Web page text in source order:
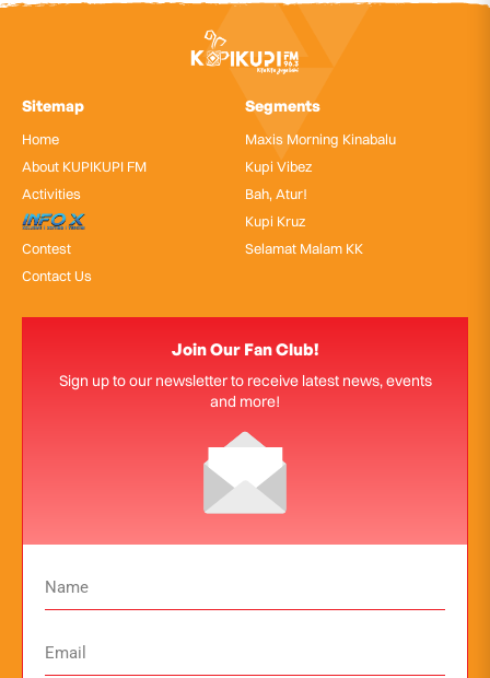
Sitemap
Home
About KUPIKUPI FM
Activities
InfoX
Contest
Contact Us
Segments
Maxis Morning Kinabalu
Kupi Vibez
Bah, Atur!
Kupi Kruz
Selamat Malam KK
Join Our Fan Club!
Sign up to our newsletter to receive latest news, events
and more!